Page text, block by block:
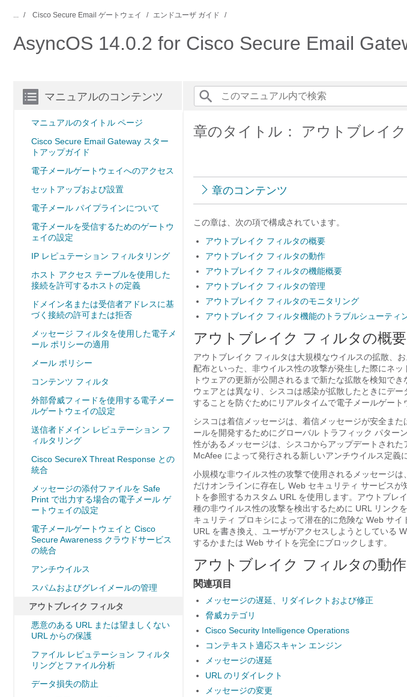
... Cisco Secure Email ゲートウェイ エンドユーザ ガイド
AsyncOS 14.0.2 for Cisco Secure Email
マニュアルのコンテンツ
マニュアルのタイトル ページ
Cisco Secure Email Gateway スター
トアップガイド
電子メールゲートウェイへのアクセス
セットアップおよび設置
電子メール パイプラインについて
電子メールを受信するためのゲートウ
ェイの設定
IP レピュテーション フィルタリング
ホスト アクセス テーブルを使用した
接続を許可するホストの定義
ドメイン名または受信者アドレスに基
づく接続の許可または拒否
メッセージ フィルタを使用した電子メ
ール ポリシーの適用
メール ポリシー
コンテンツ フィルタ
外部脅威フィードを使用する電子メー
ルゲートウェイの設定
送信者ドメイン レピュテーション フ
ィルタリング
Cisco SecureX Threat Response との
統合
メッセージの添付ファイルを Safe
Print で出力する場合の電子メール ゲ
ートウェイの設定
電子メールゲートウェイと Cisco
Secure Awareness クラウドサービス
の統合
アンチウイルス
スパムおよびグレイメールの管理
アウトブレイク フィルタ
悪意のある URL または望ましくない
URL からの保護
ファイル レピュテーション フィルタ
リングとファイル分析
データ損失の防止
章のタイトル： アウトブレイ
章のコンテンツ
この章は、次の項で構成されています。
アウトブレイク フィルタの概要
アウトブレイク フィルタの動作
アウトブレイク フィルタの機能概要
アウトブレイク フィルタの管理
アウトブレイク フィルタのモニタリング
アウトブレイク フィルタ機能のトラブルシューティ
アウトブレイク フィルタの概要
アウトブレイク フィルタは大規模なウイルスの拡散、
配布といった、非ウイルス性の攻撃が発生した際にネ
トウェアの更新が公開されるまで新たな拡散を検知で
ウェアとは異なり、シスコは感染が拡散したときにデ
することを防ぐためにリアルタイムで電子メールゲート
シスコは着信メッセージは、着信メッセージが安全ま
ールを開発するためにグローバル トラフィック パター
性があるメッセージは、シスコからアップデートされ
McAfee によって発行される新しいアンチウイルス定義
小規模な非ウイルス性の攻撃で使用されるメッセージ
だけオンラインに存在し Web セキュリティ サービス
トを参照するカスタム URL を使用します。アウトブレ
種の非ウイルス性の攻撃を検出するために URL リンク
キュリティ プロキシによって潜在的に危険な Web サ
URL を書き換え、ユーザがアクセスしようとしている
するかまたは Web サイトを完全にブロックします。
アウトブレイク フィルタの動作
関連項目
メッセージの遅延、リダイレクトおよび修正
脅威カテゴリ
Cisco Security Intelligence Operations
コンテキスト適応スキャン エンジン
メッセージの遅延
URL のリダイレクト
メッセージの変更